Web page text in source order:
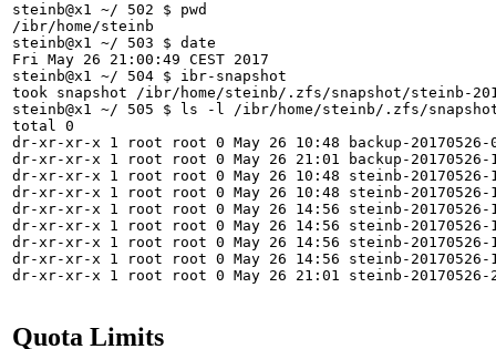
steinb@x1 ~/ 502 $ pwd
/ibr/home/steinb
steinb@x1 ~/ 503 $ date
Fri May 26 21:00:49 CEST 2017
steinb@x1 ~/ 504 $ ibr-snapshot
took snapshot /ibr/home/steinb/.zfs/snapshot/steinb-
steinb@x1 ~/ 505 $ ls -l /ibr/home/steinb/.zfs/
total 0
dr-xr-xr-x 1 root root 0 May 26 10:48 backup-20170526-
dr-xr-xr-x 1 root root 0 May 26 21:01 backup-20170526-
dr-xr-xr-x 1 root root 0 May 26 10:48 steinb-20170526-
dr-xr-xr-x 1 root root 0 May 26 10:48 steinb-20170526-
dr-xr-xr-x 1 root root 0 May 26 14:56 steinb-20170526-
dr-xr-xr-x 1 root root 0 May 26 14:56 steinb-20170526-
dr-xr-xr-x 1 root root 0 May 26 14:56 steinb-20170526-
dr-xr-xr-x 1 root root 0 May 26 14:56 steinb-20170526-
dr-xr-xr-x 1 root root 0 May 26 21:01 steinb-20170526-
Quota Limits